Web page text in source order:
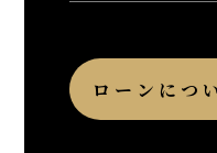
ローンにつ